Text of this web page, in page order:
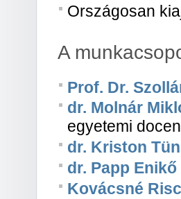
Országosan
A
Prof. Dr.
dr. Molnár
egyetemi
dr. Kriston
dr. Papp Enikő
Kovácsné